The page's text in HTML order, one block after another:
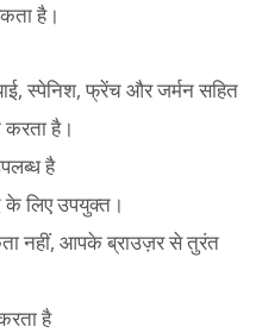
है।
स्पेनिश, फ्रेंच और जर्मन सहित
है।
है
के लिए उपयुक्त।
नहीं, आपके ब्राउज़र से तुरंत
है